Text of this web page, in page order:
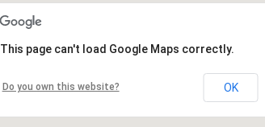
This page can't load Google Maps correctly.
Do you own this website? OK